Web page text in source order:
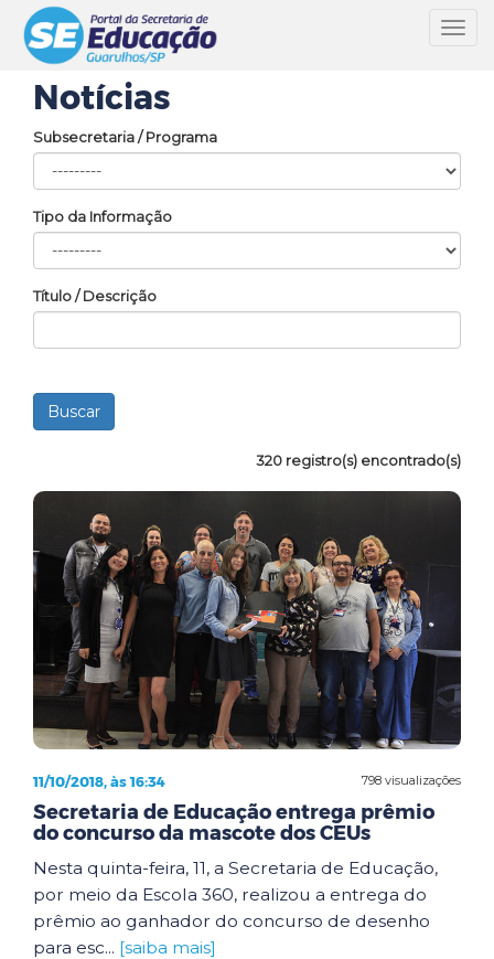
Notícias
Subsecretaria / Programa
Tipo da Informação
Título / Descrição
320 registro(s) encontrado(s)
798 visualizações
11/10/2018, às 16:34
Secretaria de Educação entrega prêmio
do concurso da mascote dos CEUs
Nesta quinta-feira, 11, a Secretaria de Educação,
por meio da Escola 360, realizou a entrega do
prêmio ao ganhador do concurso de desenho
para esc... [saiba mais]